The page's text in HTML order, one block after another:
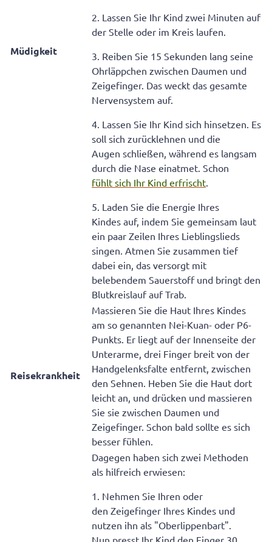
Müdigkeit
2. Lassen Sie Ihr Kind zwei Minuten auf
der Stelle oder im Kreis laufen.
3. Reiben Sie 15 Sekunden lang seine
Ohrläppchen zwischen Daumen und
Zeigefinger. Das weckt das gesamte
Nervensystem auf.
4. Lassen Sie Ihr Kind sich hinsetzen. Es
soll sich zurücklehnen und die
Augen schließen, während es langsam
durch die Nase einatmet. Schon
fühlt sich Ihr Kind erfrischt.
5. Laden Sie die Energie Ihres
Kindes auf, indem Sie gemeinsam laut
ein paar Zeilen Ihres Lieblingslieds
singen. Atmen Sie zusammen tief
dabei ein, das versorgt mit
belebendem Sauerstoff und bringt den
Blutkreislauf auf Trab.
Reisekrankheit
Massieren Sie die Haut Ihres Kindes
am so genannten Nei-Kuan- oder P6-
Punkts. Er liegt auf der Innenseite der
Unterarme, drei Finger breit von der
Handgelenksfalte entfernt, zwischen
den Sehnen. Heben Sie die Haut dort
leicht an, und drücken und massieren
Sie sie zwischen Daumen und
Zeigefinger. Schon bald sollte es sich
besser fühlen.
Dagegen haben sich zwei Methoden
als hilfreich erwiesen:
1. Nehmen Sie Ihren oder
den Zeigefinger Ihres Kindes und
nutzen ihn als "Oberlippenbart".